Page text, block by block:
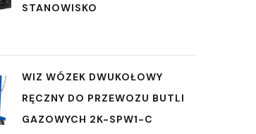
STANOWISKO
WIZ WÓZEK DWUKOŁOWY
RĘCZNY DO PRZEWOZU BUTLI
GAZOWYCH 2K-SPW1-C